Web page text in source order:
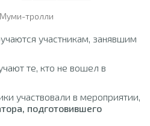
тролли
участникам, занявшим
те, кто не вошел в
участвовали в мероприятии,
подготовившего